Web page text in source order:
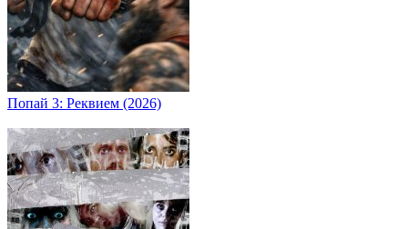
Попай 3: Реквием (2026)